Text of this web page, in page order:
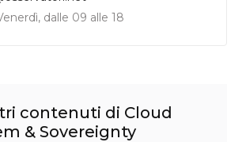
dalle 09 alle 18
contenuti di Cloud
& Sovereignty